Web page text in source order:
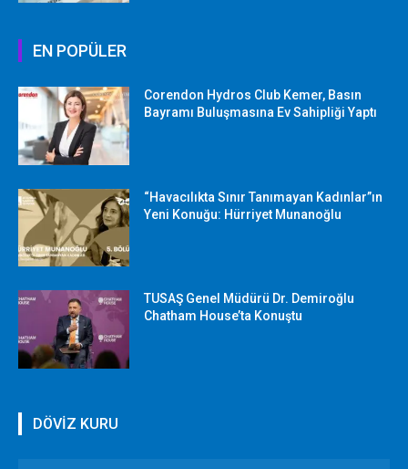
EN POPÜLER
Corendon Hydros Club Kemer, Basın
Bayramı Buluşmasına Ev Sahipliği Yaptı
“Havacılıkta Sınır Tanımayan Kadınlar”ın
Yeni Konuğu: Hürriyet Munanoğlu
TUSAŞ Genel Müdürü Dr. Demiroğlu
Chatham House’ta Konuştu
DÖVİZ KURU